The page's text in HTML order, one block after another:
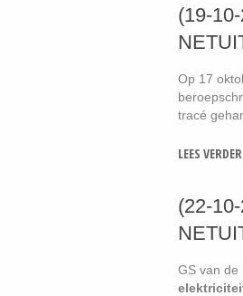
(19-
Op 17
tracé
LEES VERDER
(22-
GS van de